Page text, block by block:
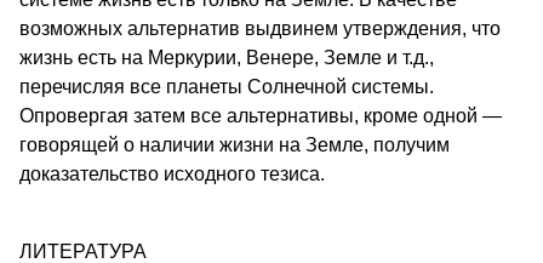
возможных альтернатив выдвинем утвержде­ния, что
жизнь есть на Меркурии, Венере, Земле и т.д.,
перечисляя все планеты Солнечной системы.
Опровергая затем все альтерна­тивы, кроме одной —
говорящей о наличии жизни на Земле, получим
доказательство исходного тезиса.
ЛИТЕРАТУРА